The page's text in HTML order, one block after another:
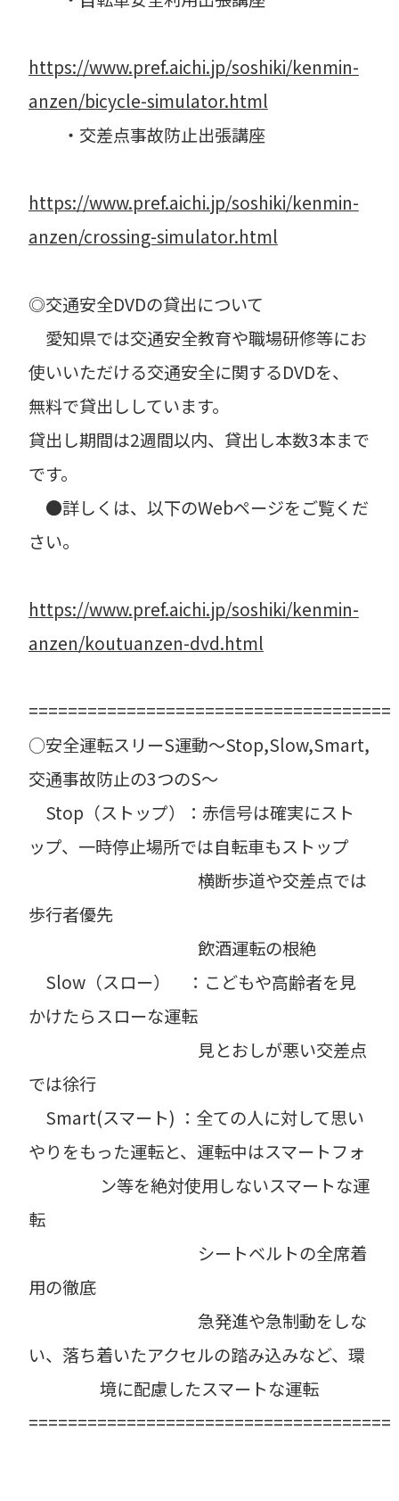
https://www.pref.aichi.jp/soshiki/kenmin-
anzen/bicycle-simulator.html
・交差点事故防止出張講座
https://www.pref.aichi.jp/soshiki/kenmin-
anzen/crossing-simulator.html
◎交通安全DVDの貸出について
愛知県では交通安全教育や職場研修等にお
使いいただける交通安全に関するDVDを、
無料で貸出ししています。
貸出し期間は2週間以内、貸出し本数3本まで
です。
●詳しくは、以下のWebページをご覧くだ
さい。
https://www.pref.aichi.jp/soshiki/kenmin-
anzen/koutuanzen-dvd.html
○安全運転スリーS運動～Stop,Slow,Smart,
交通事故防止の3つのS～
Stop（ストップ）：赤信号は確実にスト
ップ、一時停止場所では自転車もストップ
横断歩道や交差点では
歩行者優先
飲酒運転の根絶
Slow（スロー） ：こどもや高齢者を見
かけたらスローな運転
見とおしが悪い交差点
では徐行
Smart(スマート) ：全ての人に対して思い
やりをもった運転と、運転中はスマートフォ
ン等を絶対使用しないスマートな運
転
シートベルトの全席着
用の徹底
急発進や急制動をしな
い、落ち着いたアクセルの踏み込みなど、環
境に配慮したスマートな運転